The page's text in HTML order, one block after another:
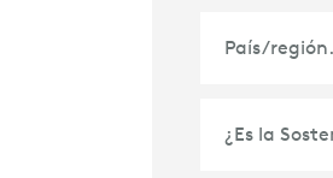
País/Región